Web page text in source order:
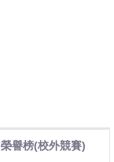
榮譽榜(校外競賽)